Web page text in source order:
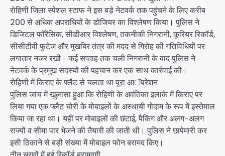
रोहिणी जिला स्पेशल स्टाफ ने इस बड़े नेटवर्क तक पहुंचने के लिए करीब
200 से अधिक अपराधियों के डोजियर का विश्लेषण किया। पुलिस ने
डिजिटल फॉरेंसिक, सीडीआर विश्लेषण, तकनीकी निगरानी, कूरियर रिकॉर्ड,
सीसीटीवी फुटेज और मुखबिर तंत्र की मदद से गिरोह की गतिविधियों पर
लगातार नजर रखी। कई सप्ताह तक चली निगरानी के बाद पुलिस ने
नेटवर्क के प्रमुख सदस्यों की पहचान कर एक साथ कार्रवाई की।
रोहिणी में किराए के फ्लैट से चलता था पूरा आॅपरेशन
पुलिस जांच में खुलासा हुआ कि रोहिणी के अवंतिका इलाके में किराए पर
लिया गया एक फ्लैट चोरी के मोबाइलों के अस्थायी गोदाम के रूप में इस्तेमाल
किया जा रहा था। यहीं पर मोबाइलों की छंटाई, पैकिंग और अलग-अलग
राज्यों व सीमा पार भेजने की तैयारी की जाती थी। पुलिस ने छापेमारी कर
इसी ठिकाने से बड़ी संख्या में मोबाइल फोन बरामद किए।